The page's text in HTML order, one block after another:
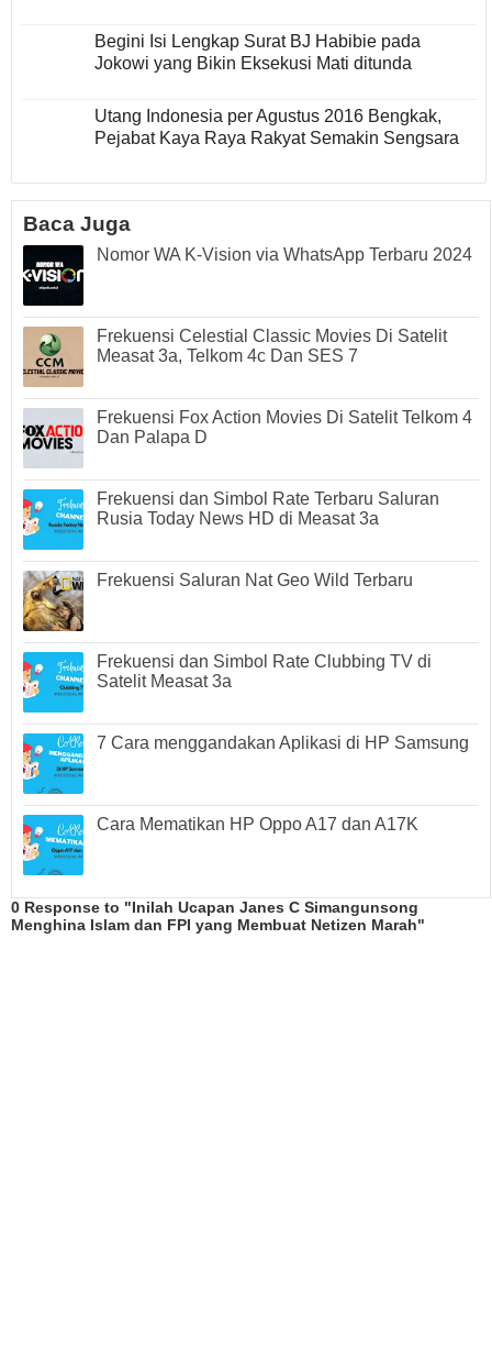
Begini Isi Lengkap Surat BJ Habibie pada
Jokowi yang Bikin Eksekusi Mati ditunda
Utang Indonesia per Agustus 2016 Bengkak,
Pejabat Kaya Raya Rakyat Semakin Sengsara
Baca Juga
Nomor WA K-Vision via WhatsApp Terbaru 2024
Frekuensi Celestial Classic Movies Di Satelit
Measat 3a, Telkom 4c Dan SES 7
Frekuensi Fox Action Movies Di Satelit Telkom 4
Dan Palapa D
Frekuensi dan Simbol Rate Terbaru Saluran
Rusia Today News HD di Measat 3a
Frekuensi Saluran Nat Geo Wild Terbaru
Frekuensi dan Simbol Rate Clubbing TV di
Satelit Measat 3a
7 Cara menggandakan Aplikasi di HP Samsung
Cara Mematikan HP Oppo A17 dan A17K
0 Response to "Inilah Ucapan Janes C Simangunsong
Menghina Islam dan FPI yang Membuat Netizen Marah"